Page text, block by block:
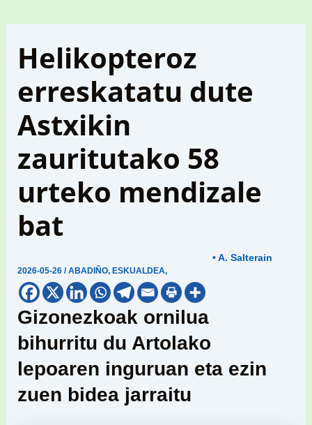
Helikopteroz
erreskatatu dute
Astxikin
zauritutako 58
urteko mendizale
bat
2026-05-26/ABADIÑO, ESKUALDEA,
• A. Salterain
Gizonezkoak ornilua
bihurritu du Artolako
lepoaren inguruan eta ezin
zuen bidea jarraitu